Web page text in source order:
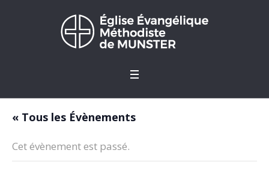
« Tous les Évènements
Cet évènement est passé.